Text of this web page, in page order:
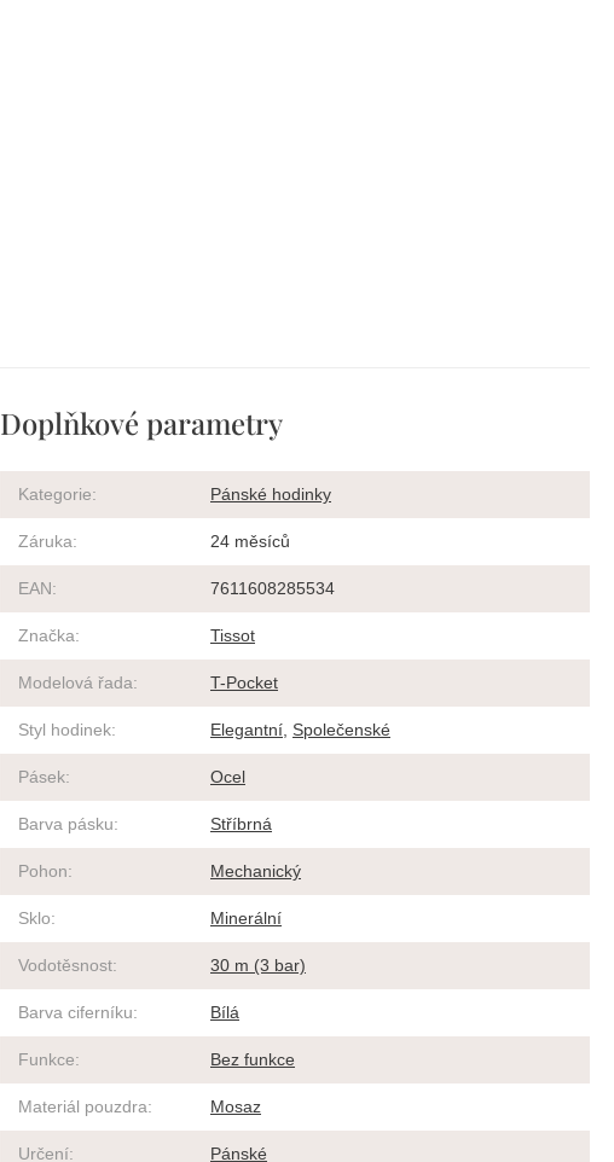
Doplňkové parametry
Kategorie: Pánské hodinky
Záruka: 24 měsíců
EAN: 7611608285534
Značka: Tissot
Modelová řada: T-Pocket
Styl hodinek: Elegantní, Společenské
Pásek: Ocel
Barva pásku: Stříbrná
Pohon: Mechanický
Sklo: Minerální
Vodotěsnost: 30 m (3 bar)
Barva ciferníku: Bílá
Funkce: Bez funkce
Materiál pouzdra: Mosaz
Určení: Pánské